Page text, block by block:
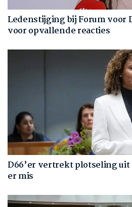
Ledenstijging bij Forum voor
voor opvallende reacties
D66’er vertrekt plotseling
er mis